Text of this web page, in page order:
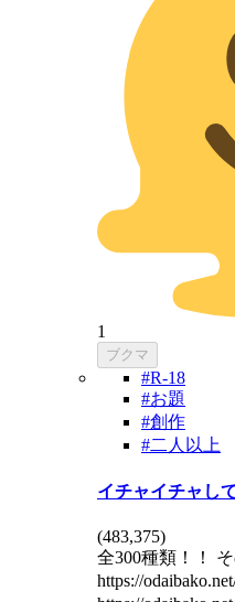
1
ブクマ
#R-18
#お題
#創作
#二人以上
イチャイチャし
(483,375)
全300種類！！
https://